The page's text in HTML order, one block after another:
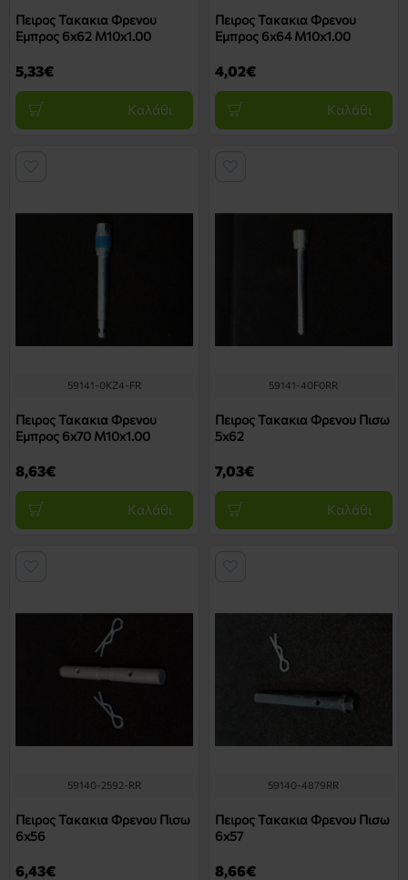
Πειρος Τακακια Φρενου
Εμπρος 6x62 M10x1.00
5,33€
Καλάθι
Πειρος Τακακια Φρενου
Εμπρος 6x64 M10x1.00
4,02€
Καλάθι
59141-0KZ4-FR
Πειρος Τακακια Φρενου
Εμπρος 6x70 M10x1.00
8,63€
Καλάθι
59141-40F0RR
Πειρος Τακακια Φρενου Πισω
5x62
7,03€
Καλάθι
59140-2592-RR
Πειρος Τακακια Φρενου Πισω
6x56
6,43€
59140-4879RR
Πειρος Τακακια Φρενου Πισω
6x57
8,66€